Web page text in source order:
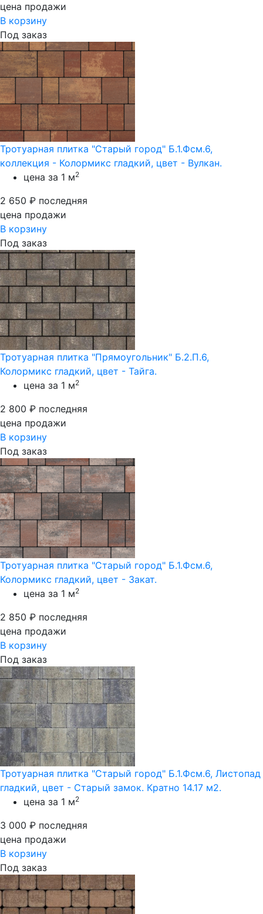
цена продажи
В корзину
Под заказ
Тротуарная плитка "Старый город" Б.1.Фсм.6,
коллекция - Колормикс гладкий, цвет - Вулкан.
цена за 1 м2
2 650 ₽ последняя
цена продажи
В корзину
Под заказ
Тротуарная плитка "Прямоугольник" Б.2.П.6,
Колормикс гладкий, цвет - Тайга.
цена за 1 м2
2 800 ₽ последняя
цена продажи
В корзину
Под заказ
Тротуарная плитка "Старый город" Б.1.Фсм.6,
Колормикс гладкий, цвет - Закат.
цена за 1 м2
2 850 ₽ последняя
цена продажи
В корзину
Под заказ
Тротуарная плитка "Старый город" Б.1.Фсм.6, Листопад
гладкий, цвет - Старый замок. Кратно 14.17 м2.
цена за 1 м2
3 000 ₽ последняя
цена продажи
В корзину
Под заказ